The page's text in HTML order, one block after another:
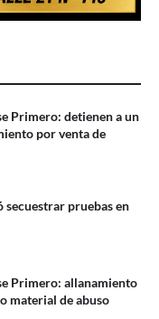
Primero: detienen a un
por venta de
pruebas en
Primero: allanamiento
material de abuso